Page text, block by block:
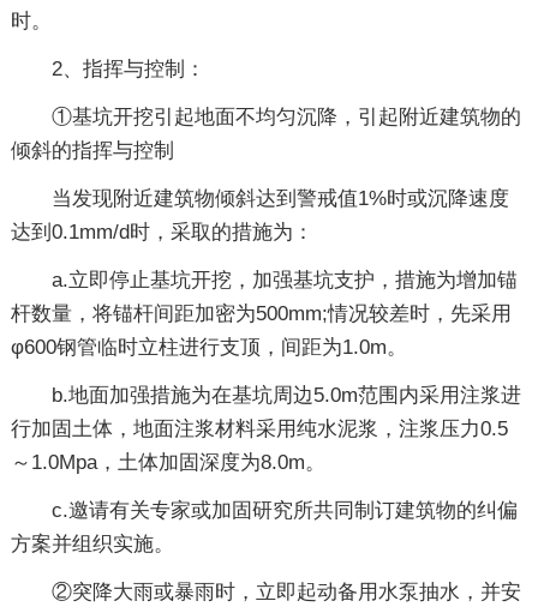
时。
2、指挥与控制：
①基坑开挖引起地面不均匀沉降，引起附近建筑物的
倾斜的指挥与控制
当发现附近建筑物倾斜达到警戒值1%时或沉降速度
达到0.1mm/d时，采取的措施为：
a.立即停止基坑开挖，加强基坑支护，措施为增加锚
杆数量，将锚杆间距加密为500mm;情况较差时，先采用
φ600钢管临时立柱进行支顶，间距为1.0m。
b.地面加强措施为在基坑周边5.0m范围内采用注浆进
行加固土体，地面注浆材料采用纯水泥浆，注浆压力0.5
～1.0Mpa，土体加固深度为8.0m。
c.邀请有关专家或加固研究所共同制订建筑物的纠偏
方案并组织实施。
②突降大雨或暴雨时，立即起动备用水泵抽水，并安